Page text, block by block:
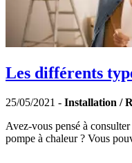
Les différents
25/05/2021 - Installation /
Avez-vous pensé à
pompe à chaleur ? Vous